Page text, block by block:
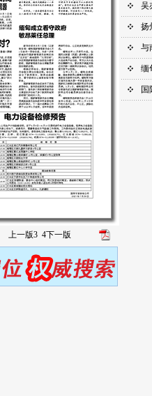
上一版3 4下一版
吴
扬
与
缅
国